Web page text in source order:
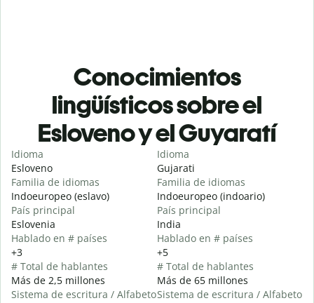
Conocimientos
lingüísticos sobre el
Esloveno y el Guyaratí
Idioma
Esloveno
Familia de idiomas
Indoeuropeo (eslavo)
País principal
Eslovenia
Hablado en # países
+3
# Total de hablantes
Más de 2,5 millones
Sistema de escritura / Alfabeto
Idioma
Gujarati
Familia de idiomas
Indoeuropeo (indoario)
País principal
India
Hablado en # países
+5
# Total de hablantes
Más de 65 millones
Sistema de escritura / Alfabeto